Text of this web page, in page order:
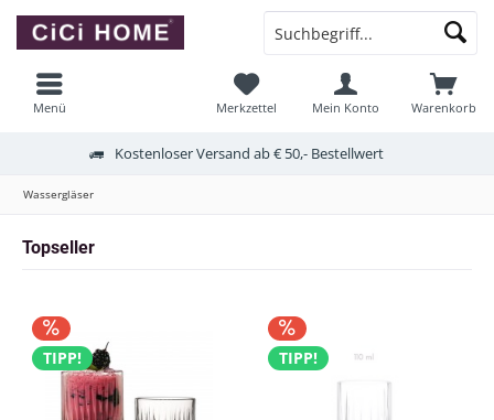
Kostenloser Versand ab € 50,- Bestellwert
Warenkorb
Merkzettel Mein Konto
Menü
Wassergläser
Topseller
TIPP! TIPP!